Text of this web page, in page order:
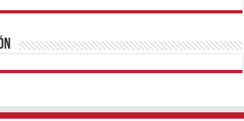
KralbetSupertotobetTipobetMatadorbetMariobet